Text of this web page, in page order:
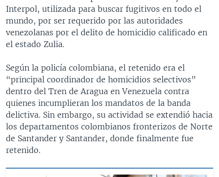
Interpol, utilizada para buscar fugitivos en todo el
mundo, por ser requerido por las autoridades
venezolanas por el delito de homicidio calificado en
el estado Zulia.
Según la policía colombiana, el retenido era el
“principal coordinador de homicidios selectivos”
dentro del Tren de Aragua en Venezuela contra
quienes incumplieran los mandatos de la banda
delictiva. Sin embargo, su actividad se extendió hacia
los departamentos colombianos fronterizos de Norte
de Santander y Santander, donde finalmente fue
retenido.